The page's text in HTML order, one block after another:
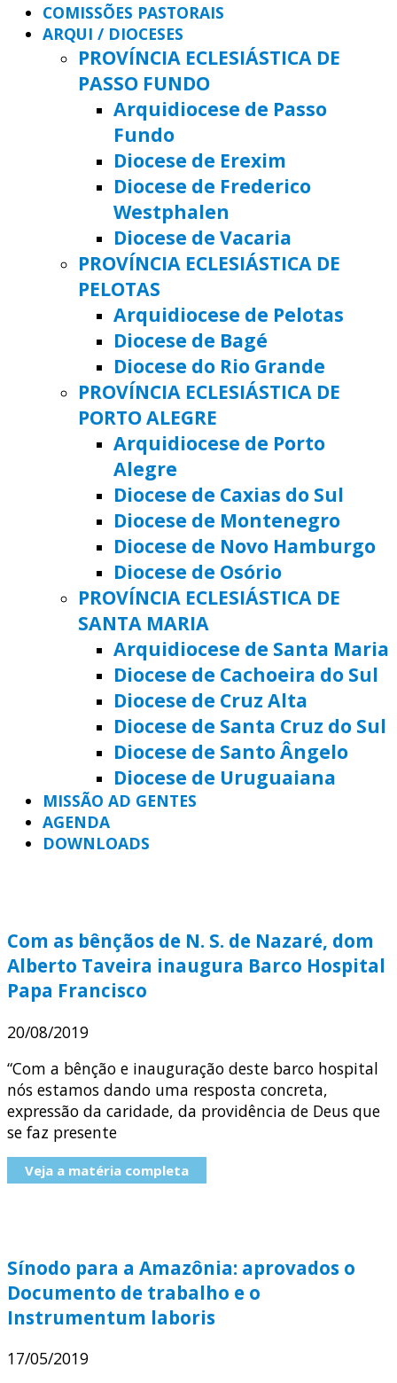
COMISSÕES PASTORAIS
ARQUI / DIOCESES
PROVÍNCIA ECLESIÁSTICA DE
PASSO FUNDO
Arquidiocese de Passo
Fundo
Diocese de Erexim
Diocese de Frederico
Westphalen
Diocese de Vacaria
PROVÍNCIA ECLESIÁSTICA DE
PELOTAS
Arquidiocese de Pelotas
Diocese de Bagé
Diocese do Rio Grande
PROVÍNCIA ECLESIÁSTICA DE
PORTO ALEGRE
Arquidiocese de Porto
Alegre
Diocese de Caxias do Sul
Diocese de Montenegro
Diocese de Novo Hamburgo
Diocese de Osório
PROVÍNCIA ECLESIÁSTICA DE
SANTA MARIA
Arquidiocese de Santa Maria
Diocese de Cachoeira do Sul
Diocese de Cruz Alta
Diocese de Santa Cruz do Sul
Diocese de Santo Ângelo
Diocese de Uruguaiana
MISSÃO AD GENTES
AGENDA
DOWNLOADS
Com as bênçãos de N. S. de Nazaré, dom
Alberto Taveira inaugura Barco Hospital
Papa Francisco
20/08/2019
“Com a bênção e inauguração deste barco hospital
nós estamos dando uma resposta concreta,
expressão da caridade, da providência de Deus que
se faz presente
Veja a matéria completa
Sínodo para a Amazônia: aprovados o
Documento de trabalho e o
Instrumentum laboris
17/05/2019